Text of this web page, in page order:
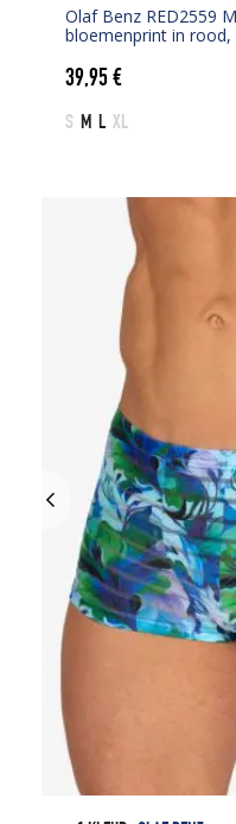
Olaf Benz RED2559
bloemenprint in
39,95€
S M L XL